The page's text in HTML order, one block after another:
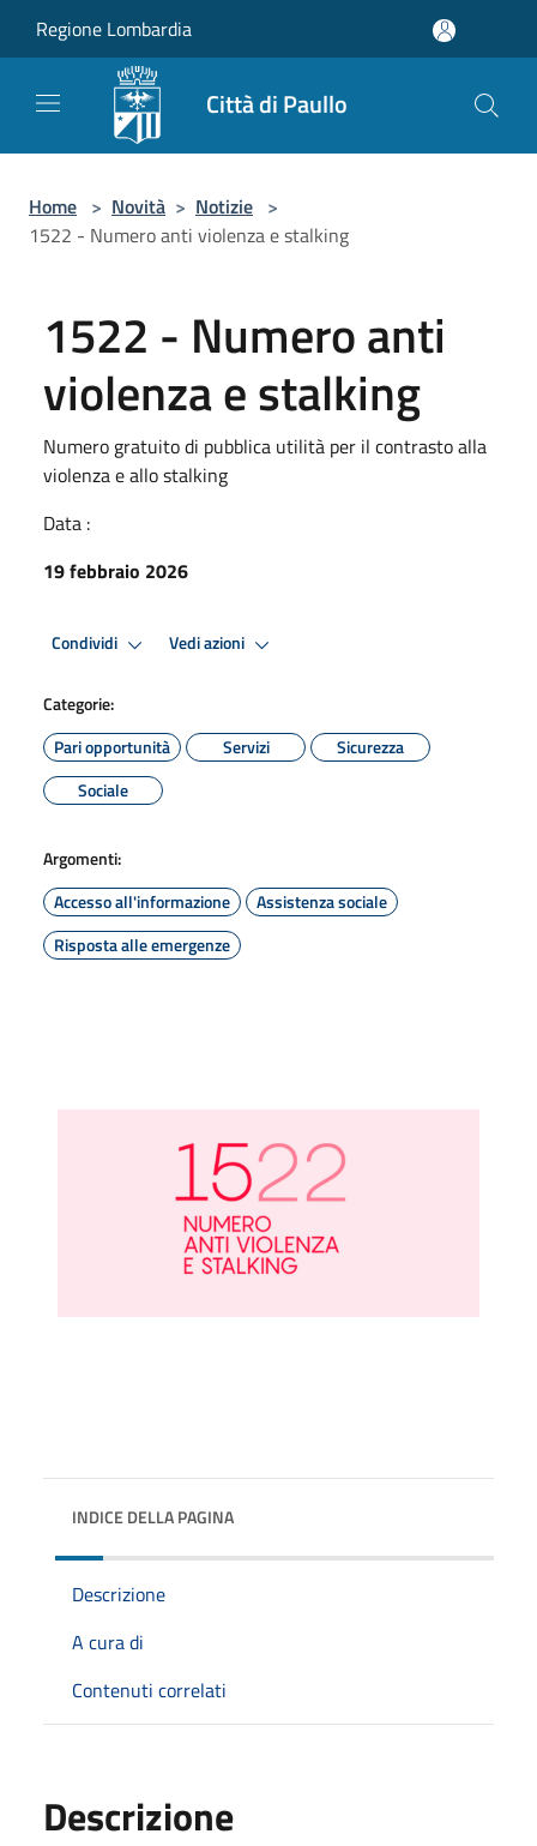
Regione Lombardia
Città di Paullo
Home > Novità > Notizie >
1522 - Numero anti violenza e stalking
1522 - Numero anti
violenza e stalking
Numero gratuito di pubblica utilità per il contrasto alla
violenza e allo stalking
Data :
19 febbraio 2026
Condividi Vedi azioni
Categorie:
Pari opportunità
Servizi
Sicurezza
Sociale
Argomenti:
Accesso all'informazione
Assistenza sociale
Risposta alle emergenze
INDICE DELLA PAGINA
Descrizione
A cura di
Contenuti correlati
Descrizione